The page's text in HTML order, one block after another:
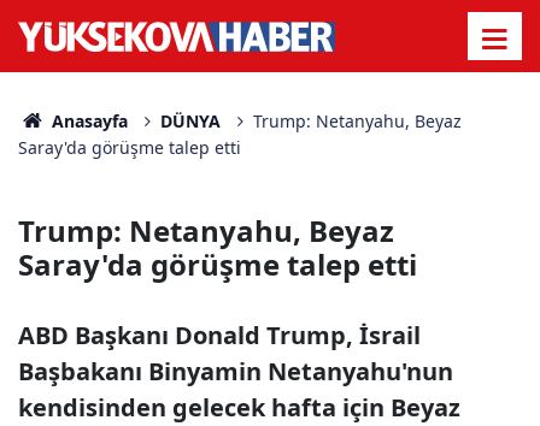
Anasayfa DÜNYA
Trump: Netanyahu, Beyaz
Saray'da görüşme talep etti
Trump: Netanyahu, Beyaz
Saray'da görüşme talep etti
ABD Başkanı Donald Trump, İsrail
Başbakanı Binyamin Netanyahu'nun
kendisinden gelecek hafta için Beyaz